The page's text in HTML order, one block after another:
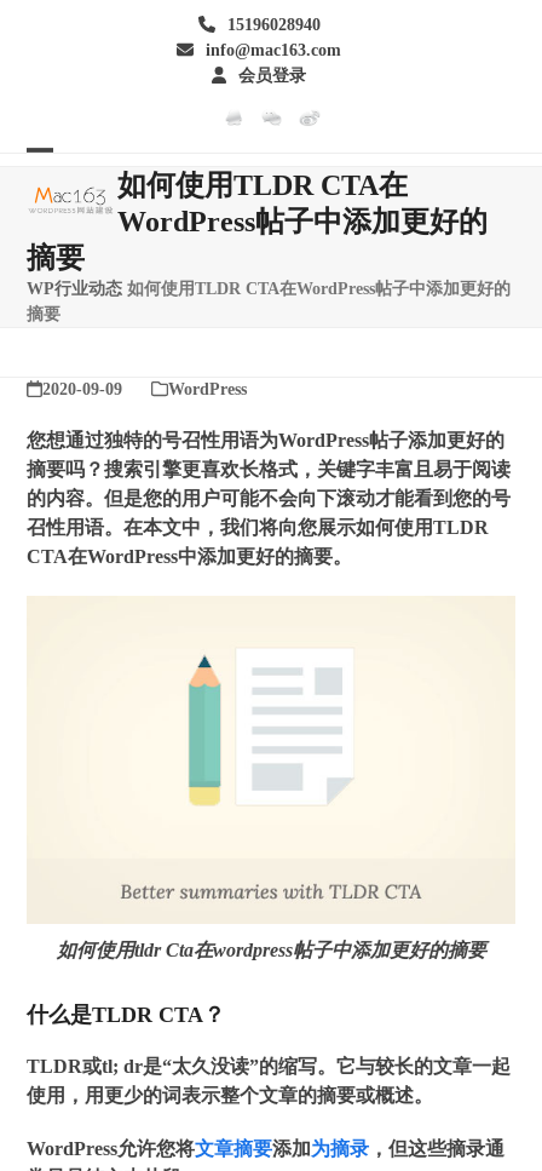
15196028940
info@mac163.com
会员登录
mobile
menu
mobile
menu
如何使用TLDR CTA在
WordPress帖子中添加更好的
摘要
WP行业动态 如何使用TLDR CTA在WordPress帖子中添加更好的
摘要
2020-09-09 WordPress
您想通过独特的号召性用语为WordPress帖子添加更好的
摘要吗？搜索引擎更喜欢长格式，关键字丰富且易于阅读
的内容。但是您的用户可能不会向下滚动才能看到您的号
召性用语。在本文中，我们将向您展示如何使用TLDR
CTA在WordPress中添加更好的摘要。
如何使用tldr Cta在wordpress帖子中添加更好的摘要
什么是TLDR CTA？
TLDR或tl; dr是“太久没读”的缩写。它与较长的文章一起
使用，用更少的词表示整个文章的摘要或概述。
WordPress允许您将文章摘要添加为摘录 ，但这些摘录通